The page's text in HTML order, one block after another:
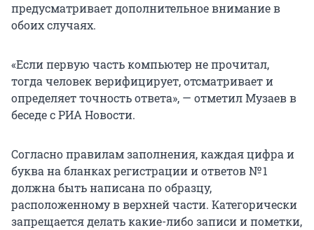
предусматривает дополнительное внимание в
обоих случаях.
«Если первую часть компьютер не прочитал,
тогда человек верифицирует, отсматривает и
определяет точность ответа», — отметил Музаев в
беседе с РИА Новости.
Согласно правилам заполнения, каждая цифра и
буква на бланках регистрации и ответов № 1
должна быть написана по образцу,
расположенному в верхней части. Категорически
запрещается делать какие-либо записи и пометки,